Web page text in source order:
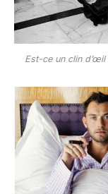
Est-ce un clin d’œil